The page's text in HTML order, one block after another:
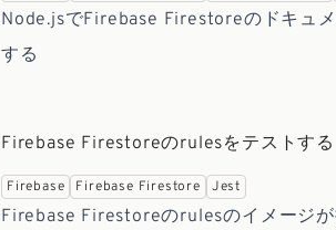
Node.jsでFirebase Firestoreのドキュ
する
Firebase Firestoreのrulesをテストする
Firebase Firebase Firestore Jest
Firebase Firestoreのrulesのイメージ